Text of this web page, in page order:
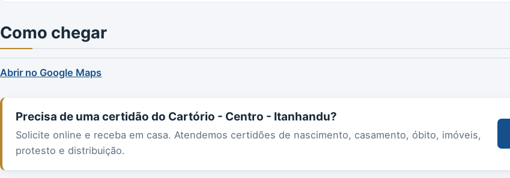
Como chegar
Abrir no Google Maps
Precisa de uma certidão do Cartório - Centro - Itanhandu?
Solicite online e receba em casa. Atendemos certidões de nascimento, casamento, óbito, imóveis,
protesto e distribuição.